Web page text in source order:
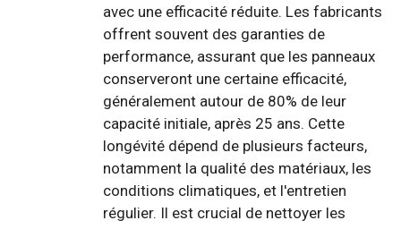
avec une efficacité réduite. Les fabricants
offrent souvent des garanties de
performance, assurant que les panneaux
conserveront une certaine efficacité,
généralement autour de 80% de leur
capacité initiale, après 25 ans. Cette
longévité dépend de plusieurs facteurs,
notamment la qualité des matériaux, les
conditions climatiques, et l'entretien
régulier. Il est crucial de nettoyer les